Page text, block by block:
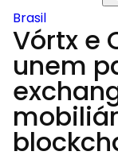
Brasil
Vórtx e
unem